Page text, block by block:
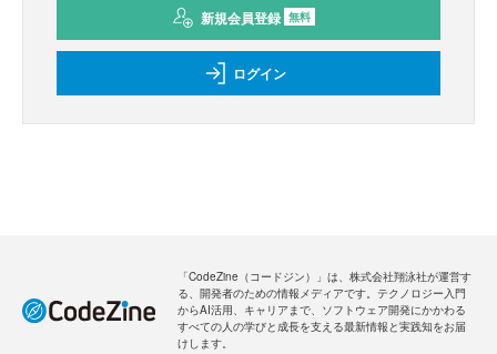
新規会員登録 無料
ログイン
「CodeZine（コードジン）」は、株式会社翔泳社が運営す
る、開発者のための情報メディアです。テクノロジー入門
からAI活用、キャリアまで、ソフトウェア開発にかかわる
すべての人の学びと成長を支える最新情報と実践知をお届
けします。